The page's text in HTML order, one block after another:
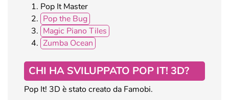
Pop It Master
Pop the Bug
Magic Piano Tiles
Zumba Ocean
CHI HA SVILUPPATO POP IT! 3D?
Pop It! 3D è stato creato da Famobi.